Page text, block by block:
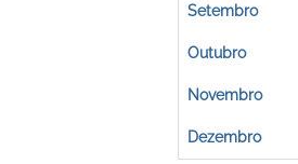
Setembro
Outubro
Novembro
Dezembro